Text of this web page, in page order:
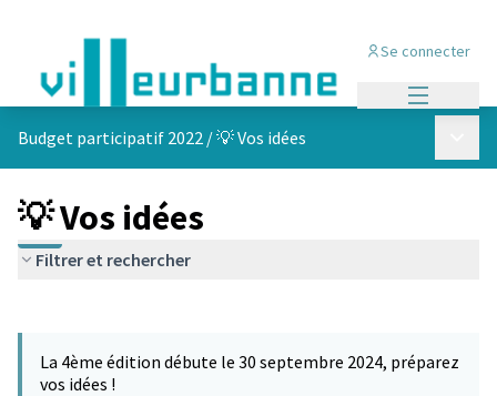
Se connecter
Budget participatif 2022 /💡 Vos idées
💡 Vos idées
Filtrer et rechercher
−
La 4ème édition débute le 30 septembre 2024, préparez
vos idées !